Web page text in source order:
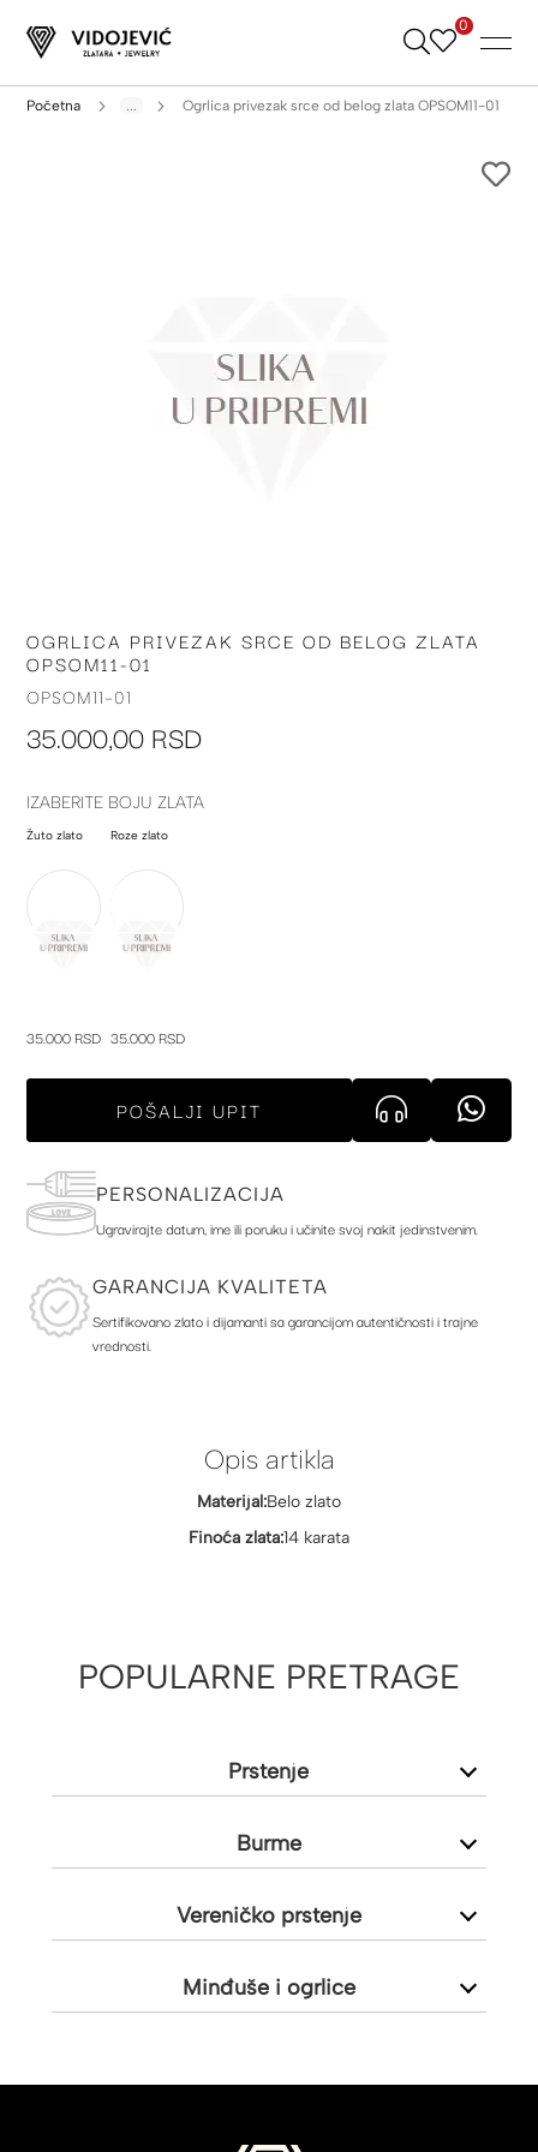
Skip
Content
0
Početna ... Ogrlica privezak srce od belog zlata OPSOM11-01
Skip
to
the
of
gallery
OGRLICA PRIVEZAK SRCE OD BELOG ZLATA
OPSOM11-01
OPSOM11-01
35.000,00 RSD
IZABERITE BOJU ZLATA
Žuto zlato
35.000 RSD
Roze zlato
35.000 RSD
POŠALJI UPIT
PERSONALIZACIJA
Ugravirajte datum, ime ili poruku i učinite svoj nakit jedinstvenim.
GARANCIJA KVALITETA
Sertifikovano zlato i dijamanti sa garancijom autentičnosti i trajne
vrednosti.
Opis artikla
Materijal:Belo zlato
Finoća zlata:14 karata
POPULARNE PRETRAGE
Prstenje
Burme
Vereničko prstenje
Minđuše i ogrlice